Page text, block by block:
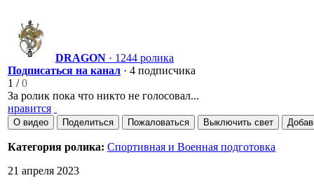
DRAGON · 1244 ролика
Подписаться на канал · 4 подписчика
1 /0
За ролик пока что никто не голосовал...
нравится
О видео Поделиться Пожаловаться Выключить свет
Категория ролика: Спортивная и Военная подготовка
21 апреля 2023